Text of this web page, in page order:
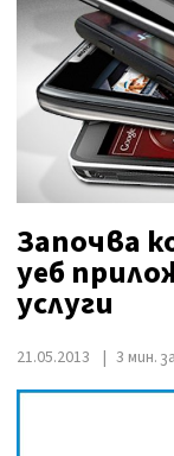
Започва
уеб
услуги
21.05.2013 3 мин.